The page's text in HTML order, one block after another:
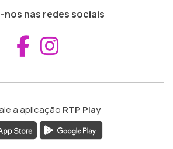
nos nas redes sociais
Aceder ao
a aplicação RTP Play